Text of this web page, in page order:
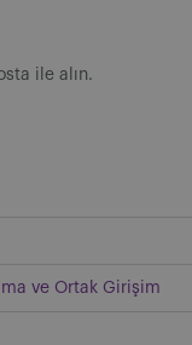
ile alın.
ve Ortak Girişim